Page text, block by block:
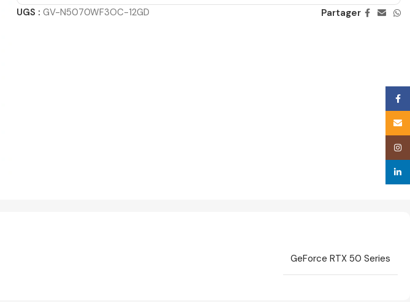
UGS : GV-N5070WF3OC-12GD Partager
GeForce RTX 50 Series
Email